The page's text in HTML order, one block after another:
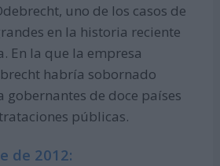
uno de los casos de
en la historia reciente
En la que la empresa
habría sobornado
gobernantes de doce países
públicas.
de 2012: